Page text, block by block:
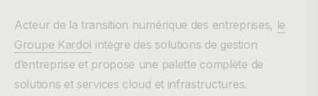
Acteur de la transition numérique des entreprises, le
Groupe Kardol intègre des solutions de gestion
d’entreprise et propose une palette complète de
solutions et services cloud et infrastructures.